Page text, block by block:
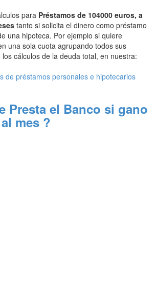
para Préstamos de 104000 euros, a
tanto si solicita el dinero como préstamo
una hipoteca. Por ejemplo si quiere
una sola cuota agrupando todos sus
cálculos de la deuda total, en nuestra:
de préstamos personales e hipotecarios
Presta el Banco si gano
mes ?